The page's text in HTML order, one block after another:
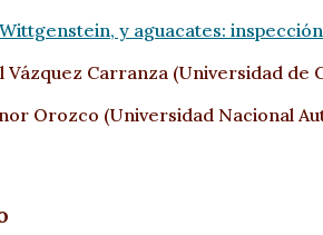
y aguacates:
Carranza (Universidad de
Orozco (Universidad Nacional